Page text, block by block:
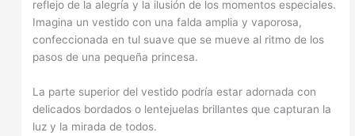
reflejo de la alegría y la ilusión de los momentos especiales.
Imagina un vestido con una falda amplia y vaporosa,
confeccionada en tul suave que se mueve al ritmo de los
pasos de una pequeña princesa.
La parte superior del vestido podría estar adornada con
delicados bordados o lentejuelas brillantes que capturan la
luz y la mirada de todos.